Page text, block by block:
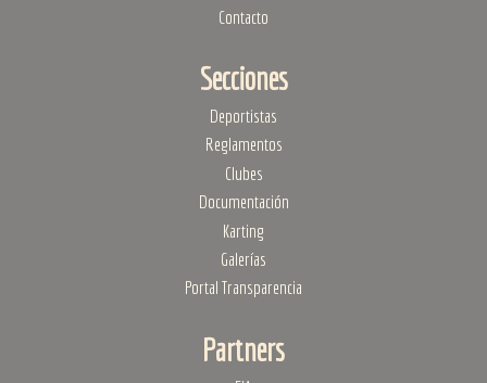
Contacto
Secciones
Deportistas
Reglamentos
Clubes
Documentación
Karting
Galerías
Portal Transparencia
Partners